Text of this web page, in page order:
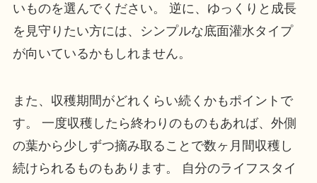
いものを選んでください。 逆に、ゆっくりと成長
を見守りたい方には、シンプルな底面灌水タイプ
が向いているかもしれません。
また、収穫期間がどれくらい続くかもポイントで
す。 一度収穫したら終わりのものもあれば、外側
の葉から少しずつ摘み取ることで数ヶ月間収穫し
続けられるものもあります。 自分のライフスタイ